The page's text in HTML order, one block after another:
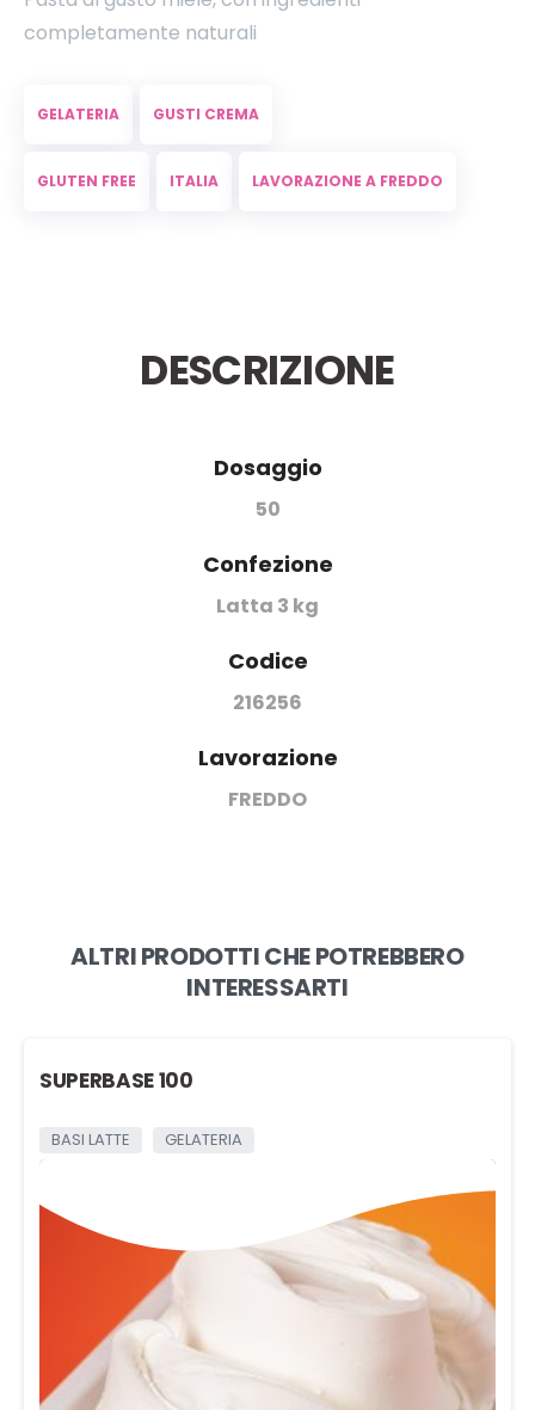
completamente naturali
GELATERIA GUSTI CREMA
GLUTEN FREE ITALIA LAVORAZIONE A FREDDO
DESCRIZIONE
Dosaggio
50
Confezione
Latta 3 kg
Codice
216256
Lavorazione
FREDDO
ALTRI PRODOTTI CHE POTREBBERO
INTERESSARTI
SUPERBASE 100
BASI LATTE GELATERIA